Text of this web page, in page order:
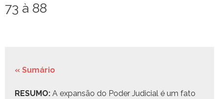
73 à 88
« Sumário
RESUMO: A expan­são do Poder Judi­cial é um fato